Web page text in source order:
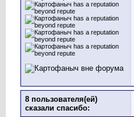
8 пользователя(ей)
сказали cпасибо: